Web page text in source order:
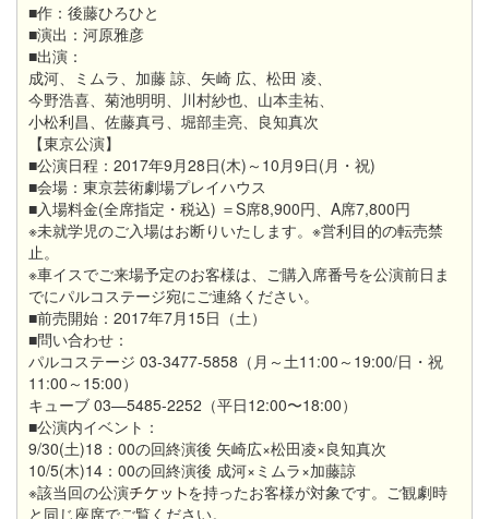
■作：後藤ひろひと
■演出：河原雅彦
■出演：
成河、ミムラ、加藤 諒、矢崎 広、松田 凌、
今野浩喜、菊池明明、川村紗也、山本圭祐、
小松利昌、佐藤真弓、堀部圭亮、良知真次
【東京公演】
■公演日程：2017年9月28日(木)～10月9日(月・祝)
■会場：東京芸術劇場プレイハウス
■入場料金(全席指定・税込) ＝S席8,900円、A席7,800円
※未就学児のご入場はお断りいたします。※営利目的の転売禁
止。
※車イスでご来場予定のお客様は、ご購入席番号を公演前日ま
でにパルコステージ宛にご連絡ください。
■前売開始：2017年7月15日（土）
■問い合わせ：
パルコステージ 03-3477-5858（月～土11:00～19:00/日・祝
11:00～15:00）
キューブ 03—5485-2252（平日12:00〜18:00）
■公演内イベント：
9/30(土)18：00の回終演後 矢崎広×松田凌×良知真次
10/5(木)14：00の回終演後 成河×ミムラ×加藤諒
※該当回の公演
を持ったお客様が対象です。ご観劇時
と同じ座席でご覧ください。